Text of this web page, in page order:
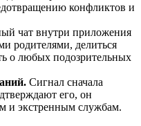
конфликтов и
чат внутри приложения
родителями, делиться
о любых подозрительных
Сигнал сначала
его, он
и экстренным службам.